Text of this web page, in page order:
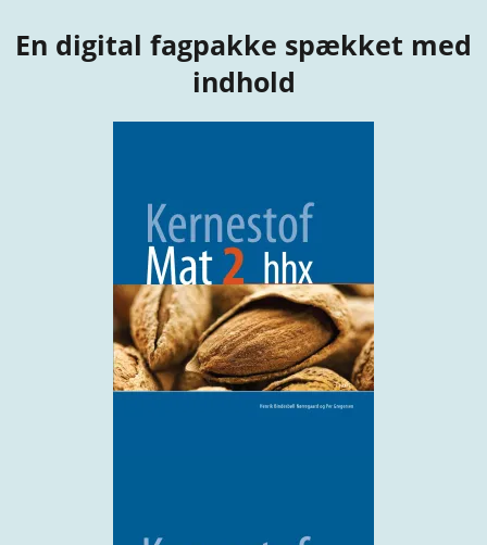
En digital fagpakke spækket med
indhold